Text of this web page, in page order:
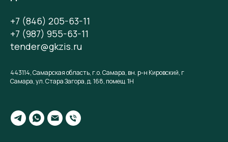
+7 (846) 205-63-11
+7 (987) 955-63-11
tender@gkzis.ru
443114, Самарская область, г.о. Самара, вн. р-н Кировский, г
Самара, ул. Стара Загора, д. 168, помещ. 1Н